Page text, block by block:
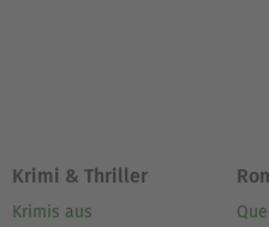
Krimi & Thriller
Krimis aus